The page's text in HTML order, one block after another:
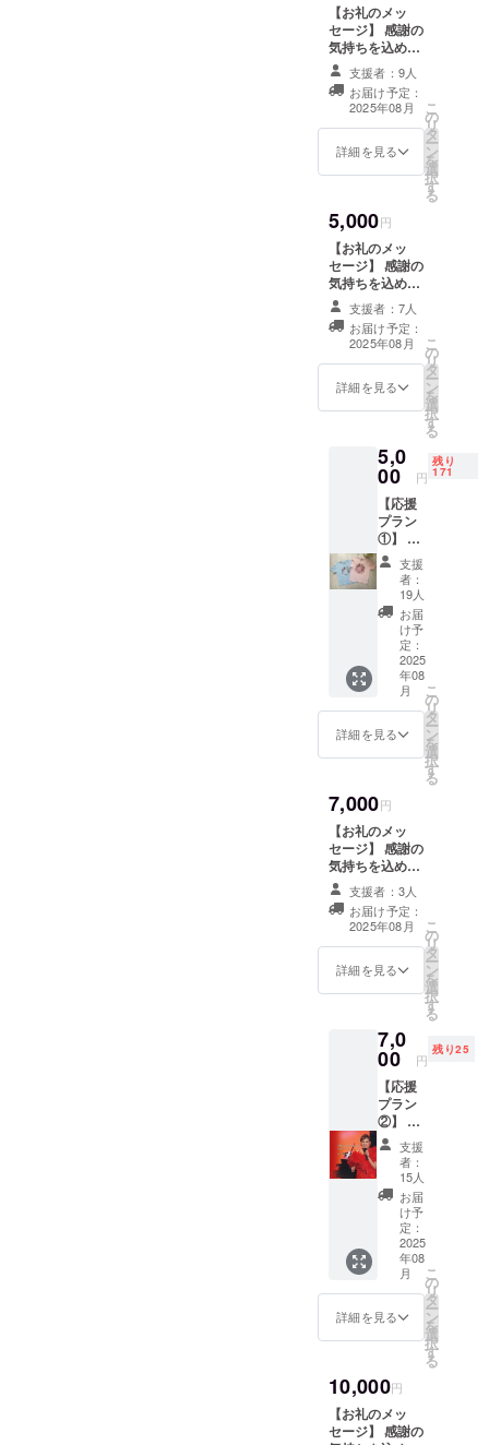
【お礼のメッ
セージ】 感謝の
気持ちを込め
て、お礼のメッ
セージをお送り
します。 ※この
リターンは5,000
円、7,000円、
10,000円、
容になります。
支援者：9人
お届け予定：
2025年08月
詳細を見る
こ
の
リ
タ
ー
ン
を
選
択
す
る
5,000円
【お礼のメッ
セージ】 感謝の
気持ちを込め
て、お礼のメッ
セージをお送り
します。 このリ
ターンは3,000
円、7,000円、
10,000円、
容になります。
支援者：7人
お届け予定：
2025年08月
詳細を見る
こ
の
リ
タ
ー
ン
を
選
択
す
る
5,0
00 円
残り
171
【応援
プラン
①】 神
戸北野
パリ・
ウィー
クオリ
ジナル
Ｔシャ
ツ ※フ
リーサ
イズ。
水色か
ピンク
色のい
ずれか
おるが
選んで
お贈り
させて
頂きま
す。
支援
者：
19人
お届
け予
定：
2025
年08
月
詳細を見る
こ
の
リ
タ
ー
ン
を
選
択
す
る
7,000円
【お礼のメッ
セージ】 感謝の
気持ちを込め
て、お礼のメッ
セージをお送り
します。 ※この
リターンは3,000
円、5,000円、
10,000円、
容になります。
支援者：3人
お届け予定：
2025年08月
詳細を見る
こ
の
リ
タ
ー
ン
を
選
択
す
る
7,0
00 円
残り25
【応援
プラン
②】 風
かおる
ＣＤ(各
12曲収
録) ※
４枚の
中から
厳選し
て１枚
をお贈
り致し
ますの
でお楽
しみ
支援
者：
15人
お届
け予
定：
2025
年08
月
詳細を見る
こ
の
リ
タ
ー
ン
を
選
択
す
る
10,000円
【お礼のメッ
セージ】 感謝の